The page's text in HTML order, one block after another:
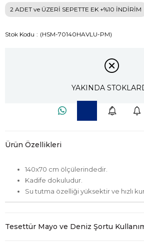
2 ADET ve ÜZERİ SEPETTE EK +%10 İNDİRİM
Stok Kodu (HSM-70140HAVLU-PM)
YAKINDA
Ürün Özellikleri
140x70 cm ölçülerindedir.
Kadife dokuludur.
Su tutma özelliği yüksektir ve hızlı
Tesettür Mayo ve Deniz Şortu